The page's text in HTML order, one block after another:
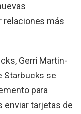
relaciones más
Gerri Martin-
Starbucks se
para
enviar tarjetas de